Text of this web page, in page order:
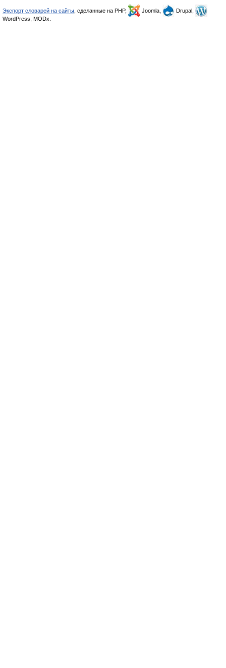
Экспорт словарей на сайты , сделанные на PHP, Joomla,
Drupal,
WordPress, MODx.